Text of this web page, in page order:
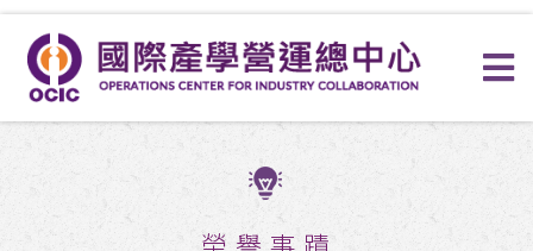
榮譽事蹟